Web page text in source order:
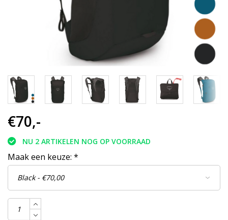
€70,-
NU 2 ARTIKELEN NOG OP VOORRAAD
Maak een keuze: *